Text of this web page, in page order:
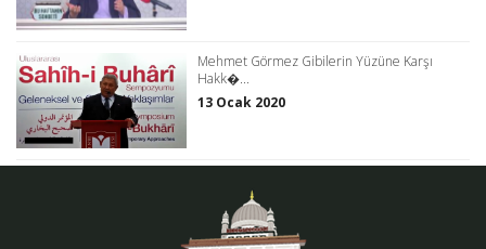
Mehmet Görmez Gibilerin Yüzüne Karşı
Hakk�...
13 Ocak 2020